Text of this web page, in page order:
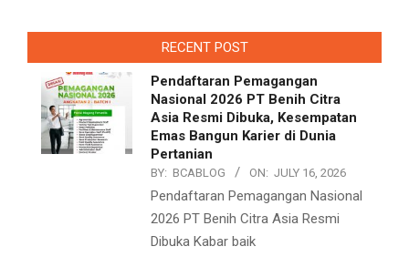
RECENT POST
Pendaftaran Pemagangan
Nasional 2026 PT Benih Citra
Asia Resmi Dibuka, Kesempatan
Emas Bangun Karier di Dunia
Pertanian
BY: BCABLOG ON: JULY 16, 2026
Pendaftaran Pemagangan Nasional
2026 PT Benih Citra Asia Resmi
Dibuka Kabar baik